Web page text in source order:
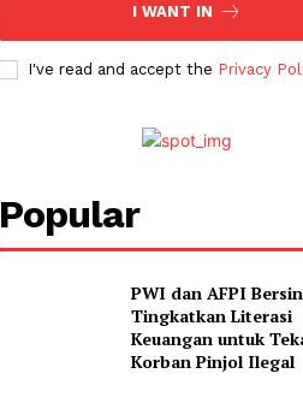
I WANT IN
I've read and accept the Privacy
Popular
PWI dan AFPI
Tingkatkan Literasi
Keuangan untuk
Korban Pinjol Ilegal